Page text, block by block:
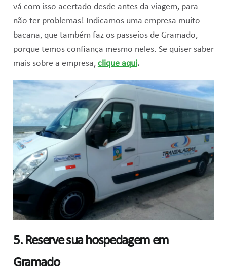
vá com isso acertado desde antes da viagem, para
não ter problemas! Indicamos uma empresa muito
bacana, que também faz os passeios de Gramado,
porque temos confiança mesmo neles. Se quiser saber
mais sobre a empresa, clique aqui.
5. Reserve sua hospedagem em
Gramado